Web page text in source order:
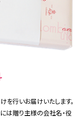
を行いお届けいたします。
は贈り主様の会社名・役